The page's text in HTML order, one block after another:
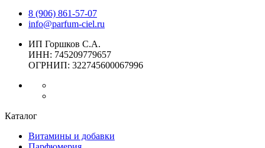
8 (906) 861-57-07
info@parfum-ciel.ru
ИП Горшков С.А.
ИНН: 745209779657
ОГРНИП: 322745600067996
Каталог
Витамины и добавки